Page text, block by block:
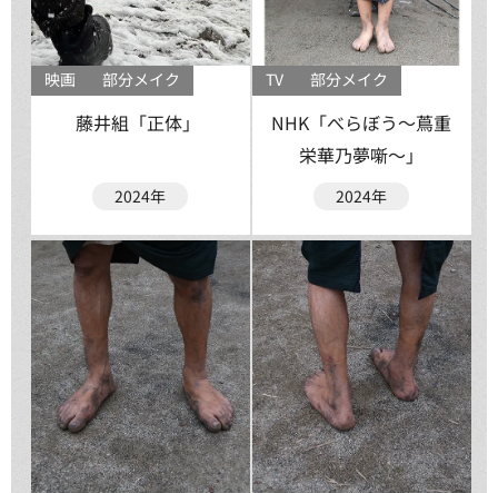
映画 部分メイク
藤井組「正体」
2024年
TV 部分メイク
NHK「べらぼう〜蔦重
栄華乃夢噺〜」
2024年